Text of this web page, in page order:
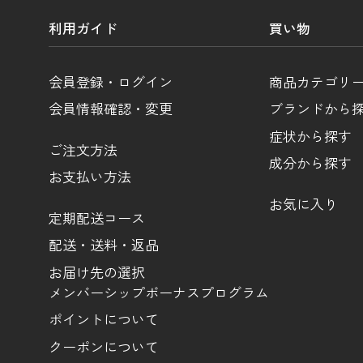
利用ガイド
会員登録・ログイン
会員情報確認・変更
ご注文方法
お支払い方法
定期配送コース
配送・送料・返品
お届け先の選択
メンバーシップボーナスプログラム
ポイントについて
クーポンについて
買い物
商品カテゴリ
ブランドから
症状から探す
成分から探す
お気に入り